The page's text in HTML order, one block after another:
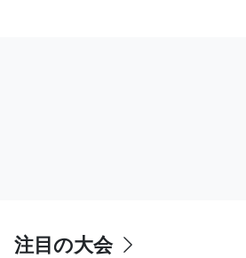
注目の大会